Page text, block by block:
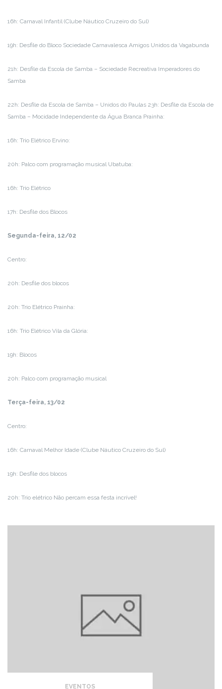
16h: Carnaval Infantil (Clube Náutico Cruzeiro do Sul)
19h: Desfile do Bloco Sociedade Carnavalesca Amigos Unidos da Vagabunda
21h: Desfile da Escola de Samba – Sociedade Recreativa Imperadores do
Samba
22h: Desfile da Escola de Samba – Unidos do Paulas 23h: Desfile da Escola de
Samba – Mocidade Independente da Água Branca Prainha:
16h: Trio Elétrico Ervino:
20h: Palco com programação musical Ubatuba:
16h: Trio Elétrico
17h: Desfile dos Blocos
Segunda-feira, 12/02
Centro:
20h: Desfile dos blocos
20h: Trio Elétrico Prainha:
16h: Trio Elétrico Vila da Glória:
19h: Blocos
20h: Palco com programação musical
Terça-feira, 13/02
Centro:
16h: Carnaval Melhor Idade (Clube Náutico Cruzeiro do Sul)
19h: Desfile dos blocos
20h: Trio elétrico Não percam essa festa incrível!
EVENTOS